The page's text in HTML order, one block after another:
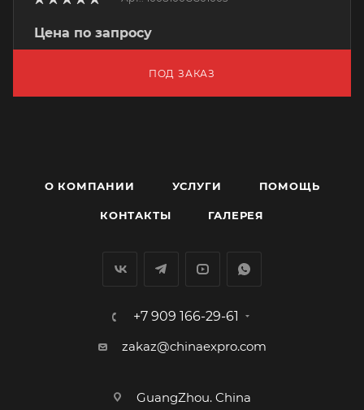
Цена по запросу
ПОД ЗАКАЗ
О КОМПАНИИ УСЛУГИ ПОМОЩЬ
КОНТАКТЫ ГАЛЕРЕЯ
+7 909 166-29-61
zakaz@chinaexpro.com
GuangZhou. China